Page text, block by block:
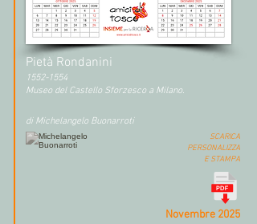
Pietà Rondanini
1552-1554
Museo del Castello Sforzesco a Milano.
di Michelangelo Buonarroti
SCARICA
PERSONALIZZA
E STAMPA
Novembre 2025